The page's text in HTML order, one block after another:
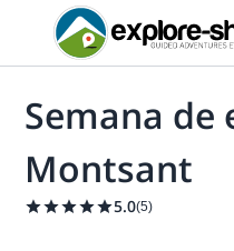
Semana de
Montsant
5.0(5)